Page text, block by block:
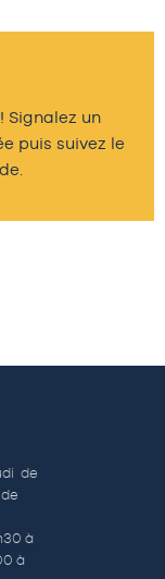
Signalez un
puis suivez le
de
à
à